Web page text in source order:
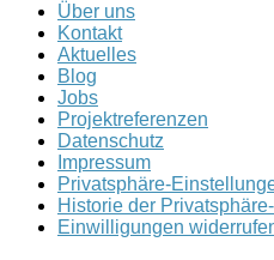
Über uns
Kontakt
Aktuelles
Blog
Jobs
Projektreferenzen
Datenschutz
Impressum
Privatsphäre-
Historie der
Einwilligungen